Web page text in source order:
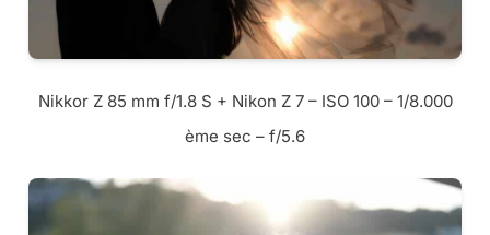
Nikkor Z 85 mm f/1.8 S + Nikon Z 7 – ISO 100 – 1/8.000
ème sec – f/5.6